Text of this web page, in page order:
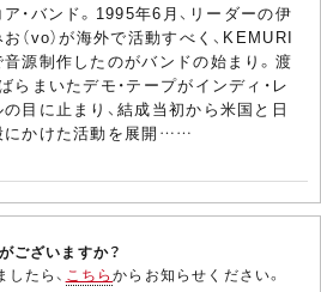
・バンド。1995年6月、リーダーの伊
（vo）が海外で活動すべく、KEMURI
源制作したのがバンドの始まり。渡
らまいたデモ・テープがインディ・レ
目に止まり、結成当初から米国と日
にかけた活動を展開……
ございますか？
たら、 こちらからお知らせください。